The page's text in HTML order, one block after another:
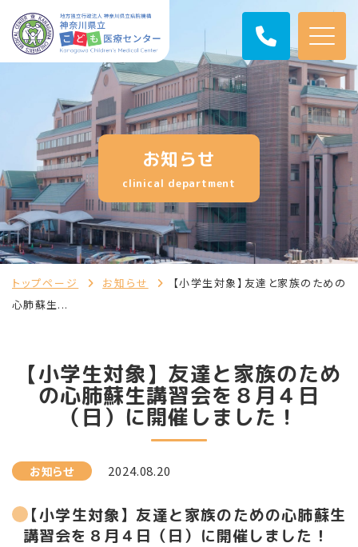
お知らせ
clinical department
トップページ お知らせ
【小学生対象】友達と家族のための
心肺蘇生...
【小学生対象】友達と家族のため
の心肺蘇生講習会を８月４日
（日）に開催しました！
お知らせ 2024.08.20
【小学生対象】友達と家族のための心肺蘇生
講習会を８月４日（日）に開催しました！